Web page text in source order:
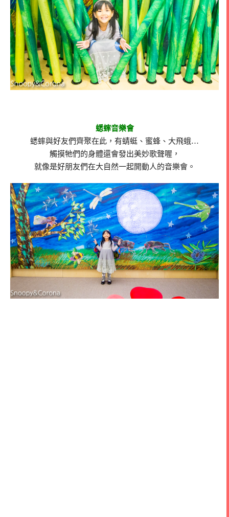
蟋蟀音樂會
蟋蟀與好友們齊聚在此，有蜻蜓、蜜蜂、大飛蛾…
觸摸牠們的身體還會發出美妙歌聲喔，
就像是好朋友們在大自然一起開動人的音樂會。